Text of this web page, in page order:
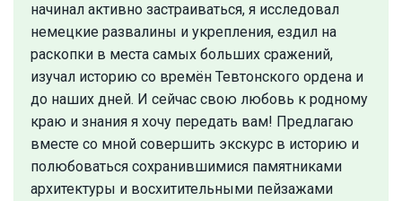
начинал активно застраиваться, я исследовал
немецкие развалины и укрепления, ездил на
раскопки в места самых больших сражений,
изучал историю со времён Тевтонского ордена и
до наших дней. И сейчас свою любовь к родному
краю и знания я хочу передать вам! Предлагаю
вместе со мной совершить экскурс в историю и
полюбоваться сохранившимися памятниками
архитектуры и восхитительными пейзажами